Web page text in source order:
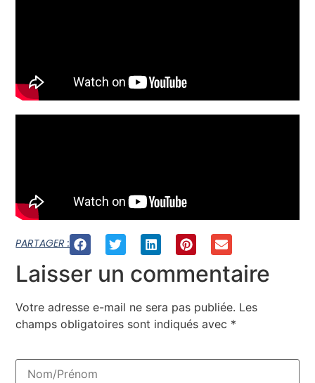
PARTAGER :
Laisser un commentaire
Votre adresse e-mail ne sera pas publiée. Les
champs obligatoires sont indiqués avec *